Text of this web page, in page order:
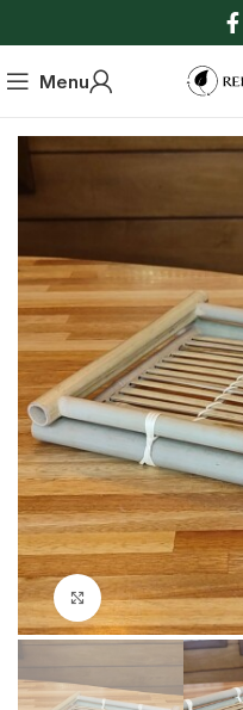
Menu
Click para ampliar